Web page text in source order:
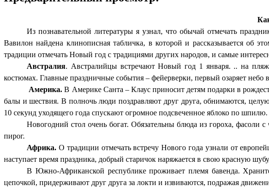
Из познавательной литературы я узнал, что обычай отмечать
Вавилон найдена клинописная табличка, в которой и рассказывается
традиции отмечать Новый год с традициями других народов, и самые
Австралия. Австралийцы встречают Новый год 1 января. .. на
костюмах. Главные праздничные события – фейерверки, первый озаряет небо
Америка. В Америке Санта – Клаус приносит детям подарки в
балы и шествия. В полночь люди поздравляют друг друга, обнимаются,
10 секунд уходящего года спускают огромное подсвеченное яблоко по
Новогодний стол очень богат. Обязательны блюда из гороха,
пирог.
Африка. О традиции отмечать встречу Нового года узнали от
наступает время праздника, добрый старичок наряжается в свою красную
В Южно-Африканской республике проживает племя бавенда.
цепочкой, придерживают друг друга за локти и извиваются, подражая